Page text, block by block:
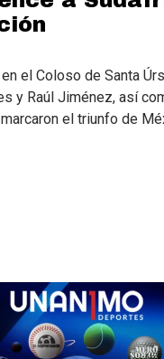
el Coloso de Santa
y Raúl Jiménez, así
el triunfo de